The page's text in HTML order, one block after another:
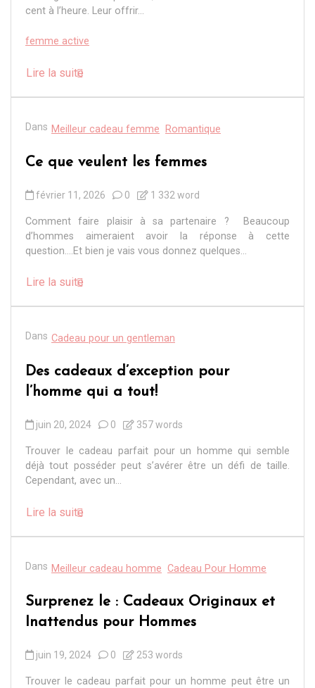
cent à l’heure. Leur offrir...
femme active
Lire la suite
Dans Meilleur cadeau femme Romantique
Ce que veulent les femmes
février 11, 2026 0 1 332 word
Comment faire plaisir à sa partenaire ? Beaucoup
d’hommes aimeraient avoir la réponse à cette
question….Et bien je vais vous donnez quelques...
Lire la suite
Dans Cadeau pour un gentleman
Des cadeaux d’exception pour
l’homme qui a tout!
juin 20, 2024 0 357 words
Trouver le cadeau parfait pour un homme qui semble
déjà tout posséder peut s’avérer être un défi de taille.
Cependant, avec un...
Lire la suite
Dans Meilleur cadeau homme Cadeau Pour Homme
Surprenez le : Cadeaux Originaux et
Inattendus pour Hommes
juin 19, 2024 0 253 words
Trouver le cadeau parfait pour un homme peut être un